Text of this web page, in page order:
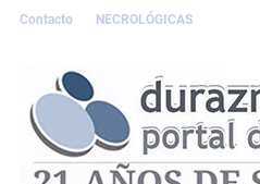
Contacto NECROLÓGICAS